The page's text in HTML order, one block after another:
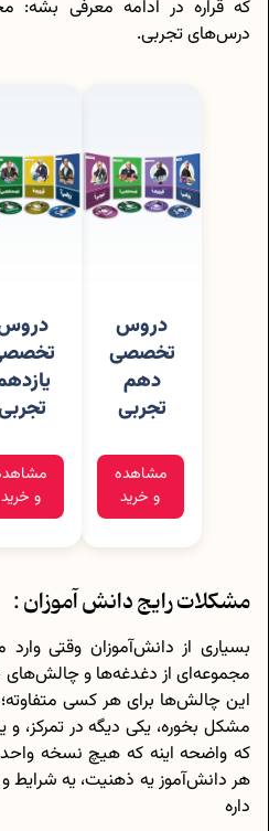
که قراره در ادامه معرفی
درس‌های تجربی.
دروس
تخصصی
دهم
تجربی
مشاهده
و خرید
و خرید
مشکلات رایج دانش آموزان :
بسیاری از دانش‌آموزان وقتی
مجموعه‌ای از دغدغه‌ها و
این چالش‌ها برای هر کسی
مشکل بخوره، یکی دیگه در تمرکز،
که واضحه اینه که هیچ نسخه
هر دانش‌آموز یه ذهنیت، یه شرایط
داره